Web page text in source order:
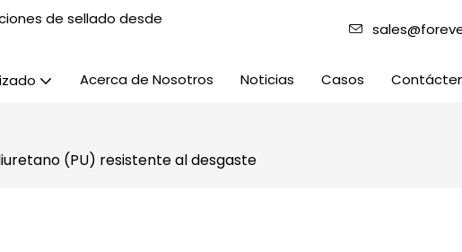
de sellado desde
Acerca de Nosotros Noticias Casos
(PU) resistente al desgaste